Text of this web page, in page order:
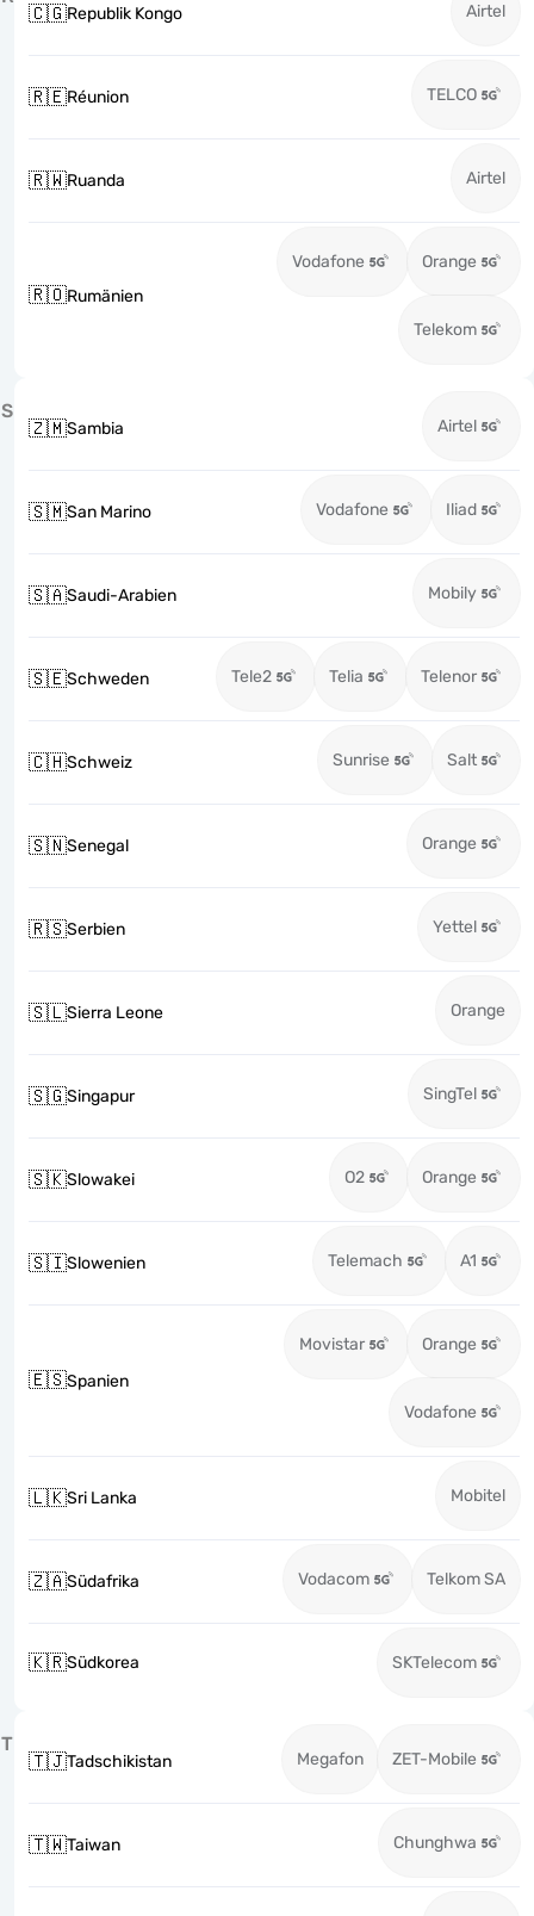
🇨🇬Republik Kongo Airtel
🇷🇪Réunion TELCO
🇷🇼Ruanda Airtel
🇷🇴Rumänien
Vodafone Orange
Telekom
S
🇿🇲Sambia Airtel
🇸🇲San Marino Vodafone Iliad
🇸🇦Saudi-Arabien Mobily
🇸🇪Schweden Tele2 Telia Telenor
🇨🇭Schweiz Sunrise Salt
🇸🇳Senegal Orange
🇷🇸Serbien Yettel
🇸🇱Sierra Leone Orange
🇸🇬Singapur SingTel
🇸🇰Slowakei O2 Orange
🇸🇮Slowenien Telemach A1
🇪🇸Spanien
Movistar Orange
Vodafone
🇱🇰Sri Lanka Mobitel
🇿🇦Südafrika Vodacom Telkom SA
🇰🇷Südkorea SKTelecom
T
🇹🇯Tadschikistan Megafon ZET-Mobile
🇹🇼Taiwan Chunghwa